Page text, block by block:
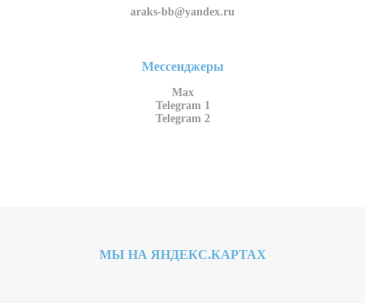
araks-bb@yandex.ru
Мессенджеры
Max
Telegram 1
Telegram 2
МЫ НА ЯНДЕКС.КАРТАХ